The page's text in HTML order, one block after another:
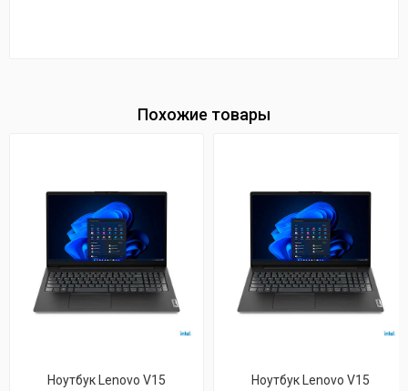
Похожие товары
Lenovo V15
Ноутбук Lenovo V15